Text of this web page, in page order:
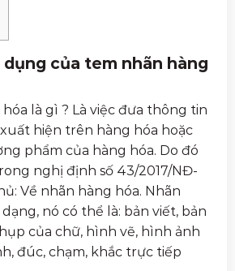
dụng của tem nhãn hàng
là gì ? Là việc đưa thông tin
hiện trên hàng hóa hoặc
phẩm của hàng hóa. Do đó
nghị định số 43/2017/NĐ-
Về nhãn hàng hóa. Nhãn
nó có thể là: bản viết, bản
của chữ, hình vẽ, hình ảnh
đúc, chạm, khắc trực tiếp